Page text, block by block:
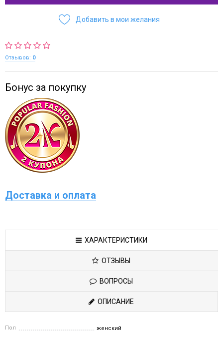
Добавить в мои желания
Отзывов: 0
Бонус за покупку
Доставка и оплата
ХАРАКТЕРИСТИКИ
ОТЗЫВЫ
ВОПРОСЫ
ОПИСАНИЕ
Пол женский